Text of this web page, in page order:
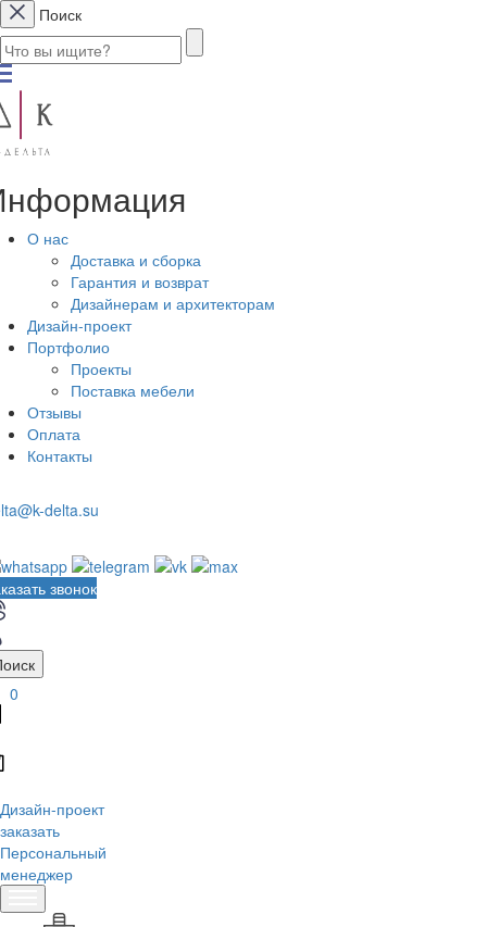
Поиск
О нас
Доставка и сборка
Гарантия и возврат
Дизайнерам и архитекторам
Дизайн-проект
Портфолио
Проекты
Поставка мебели
Отзывы
Оплата
Контакты
delta.su
звонок
0
Дизайн-проект
заказать
Персональный
менеджер